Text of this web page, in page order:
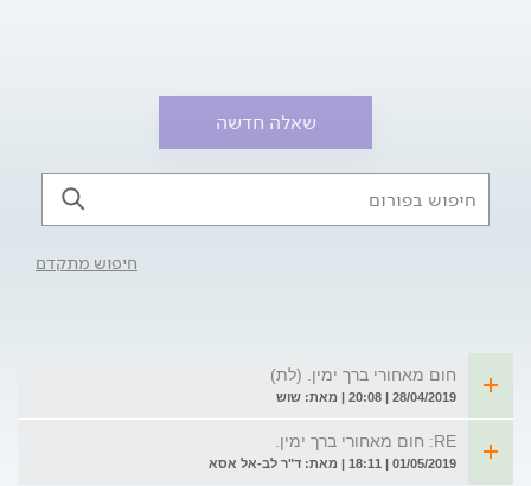
שאלה חדשה
חיפוש מתקדם
חום מאחורי ברך ימין. (לת)
28/04/2019 | 20:08 | מאת: שוש
RE: חום מאחורי ברך ימין.
01/05/2019 | 18:11 | מאת: ד"ר לב-אל אסא